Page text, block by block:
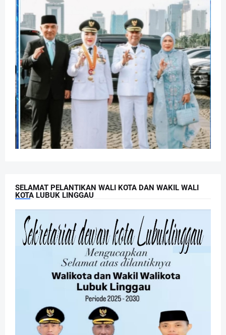
SELAMAT PELANTIKAN WALI KOTA DAN WAKIL WALI
KOTA LUBUK LINGGAU